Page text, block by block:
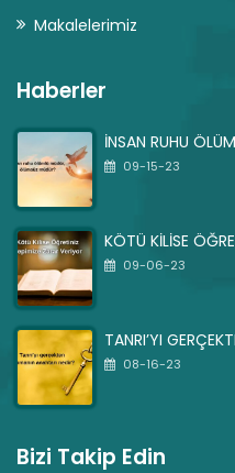
Makalelerimiz
Haberler
İNSAN RUHU
09-15-23
KÖTÜ KİLİSE
09-06-23
TANRI’YI
08-16-23
Bizi Takip Edin